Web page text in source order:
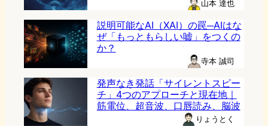
山本 達也
説明可能なAI（XAI）の罠─AIはな
ぜ「もっともらしい嘘」をつくの
か？
寺本 誠司
発声なき発話「サイレントスピー
チ」4つのアプローチと現在地｜
筋電位、超音波、口唇読み、脳波
りょうとく